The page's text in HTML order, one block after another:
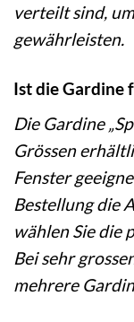
verteilt sind,
gewährleisten.
Ist die Gardine
Die Gardine
Grössen
Fenster
Bestellung die
wählen Sie die
Bei sehr
mehrere